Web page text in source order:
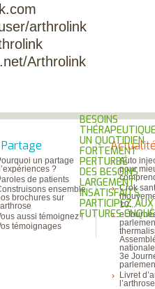
DANS
L’ARTICULATION
DE NOMBREUX
D’IMPORTANTS
BESOINS
UN QUOTIDIEN
FORTEMENT
PERTURBÉ
DES BESOINS
LARGEMENT
INSATISFAITS
PARTICIPEZ AUX
FUTURES
arthrolink
Arthrolink
un partage
?
de patients
ensemble
brochures sur
aussi témoignez !
témoignages
Auto
pour
Crok
10...
e
3e
Livret
l’arthrose